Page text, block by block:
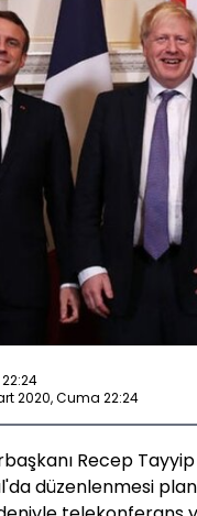
2020, Cuma 22:24
Recep
düzenlenmesi